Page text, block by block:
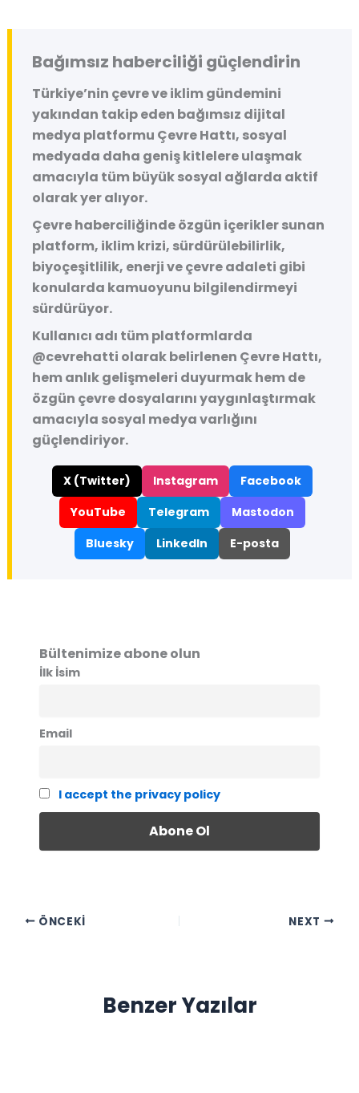
Bağımsız haberciliği güçlendirin
Türkiye’nin çevre ve iklim gündemini
yakından takip eden bağımsız dijital
medya platformu Çevre Hattı, sosyal
medyada daha geniş kitlelere ulaşmak
amacıyla tüm büyük sosyal ağlarda aktif
olarak yer alıyor.
Çevre haberciliğinde özgün içerikler sunan
platform, iklim krizi, sürdürülebilirlik,
biyoçeşitlilik, enerji ve çevre adaleti gibi
konularda kamuoyunu bilgilendirmeyi
sürdürüyor.
Kullanıcı adı tüm platformlarda
@cevrehatti olarak belirlenen Çevre Hattı,
hem anlık gelişmeleri duyurmak hem de
özgün çevre dosyalarını yaygınlaştırmak
amacıyla sosyal medya varlığını
güçlendiriyor.
X (Twitter) Instagram
Facebook
YouTube
Telegram
Mastodon
Bluesky
LinkedIn E-posta
Bültenimize abone olun
İlk İsim
Email
I accept the privacy policy
ÖNCEKI NEXT
Benzer Yazılar